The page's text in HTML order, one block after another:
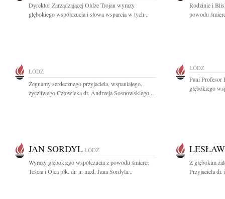
Dyrektor Zarządzającej Oldze Trojan wyrazy
głębokiego współczucia i słowa wsparcia w tych...
Rodzinie i
powodu
ŁÓDŹ
Żegnamy serdecznego przyjaciela, wspaniałego,
życzliwego Człowieka dr. Andrzeja Sosnowskiego...
ŁÓDŹ
Pani Profesor
głębokiego
JAN SORDYL ŁÓDŹ
Wyrazy głębokiego współczucia z powodu śmierci
Teścia i Ojca płk. dr. n. med. Jana Sordyla...
Z głębokim
Przyjaciela dr.